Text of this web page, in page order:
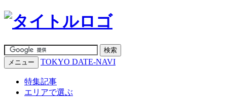
メニュー TOKYO DATE-NAVI
特集記事
エリアで選ぶ